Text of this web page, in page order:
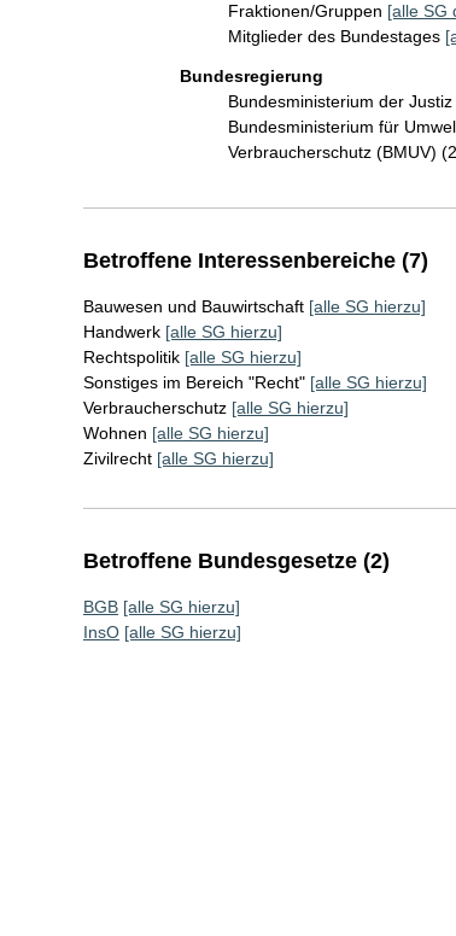
Fraktionen/Gruppen [alle SG
Mitglieder des Bundestages
Bundesregierung
Bundesministerium der
Bundesministerium für
Verbraucherschutz (BMUV)
Betroffene Interessenbereiche (7)
Bauwesen und Bauwirtschaft [alle SG hierzu]
Handwerk [alle SG hierzu]
Rechtspolitik [alle SG hierzu]
Sonstiges im Bereich "Recht" [alle SG hierzu]
Verbraucherschutz [alle SG hierzu]
Wohnen [alle SG hierzu]
Zivilrecht [alle SG hierzu]
Betroffene Bundesgesetze (2)
BGB [alle SG hierzu]
InsO [alle SG hierzu]